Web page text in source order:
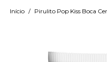
Início Pirulito Pop Kiss Boca